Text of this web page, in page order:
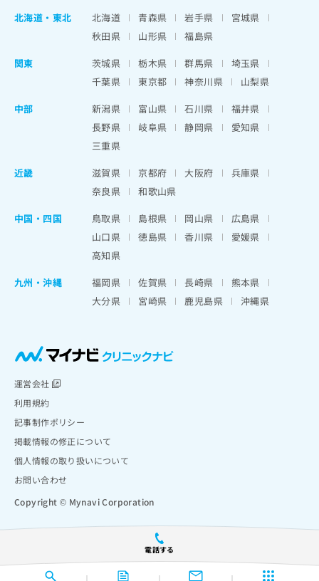
電話する
北海道 ・ 東北 北海道 青森県 岩手県
宮城県
秋田県
山形県
福島県
関東
茨城県 栃木県 群馬県
埼玉県
千葉県
東京都 神奈川県
山梨県
中部
新潟県 富山県 石川県
福井県
長野県
岐阜県 静岡県
愛知県
三重県
近畿
滋賀県 京都府 大阪府
兵庫県
奈良県
和歌山県
中国・四国
鳥取県 島根県 岡山県
広島県
山口県
徳島県 香川県
愛媛県
高知県
九州・沖縄
福岡県 佐賀県 長崎県
熊本県
大分県
宮崎県 鹿児島県 沖縄県
運営会社
利用規約
記事制作ポリシー
掲載情報の修正について
個人情報の取り扱いについて
お問い合わせ
Copyright © Mynavi Corporation